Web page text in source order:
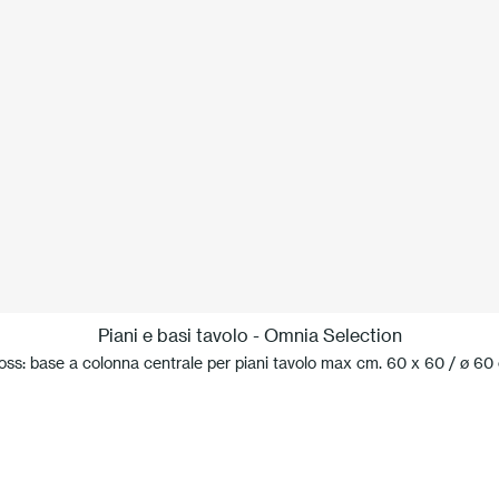
Piani e basi tavolo - Omnia Selection
base a colonna centrale per piani tavolo max cm. 60 x 60 / ø 60